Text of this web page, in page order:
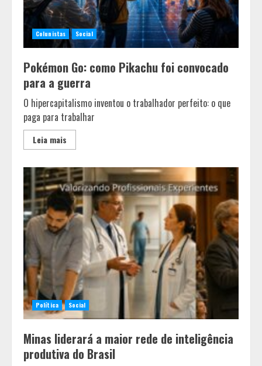
Colunistas Social
Pokémon Go: como Pikachu foi convocado
para a guerra
O hipercapitalismo inventou o trabalhador perfeito: o que
paga para trabalhar
Leia mais
Política Social
Minas liderará a maior rede de inteligência
produtiva do Brasil